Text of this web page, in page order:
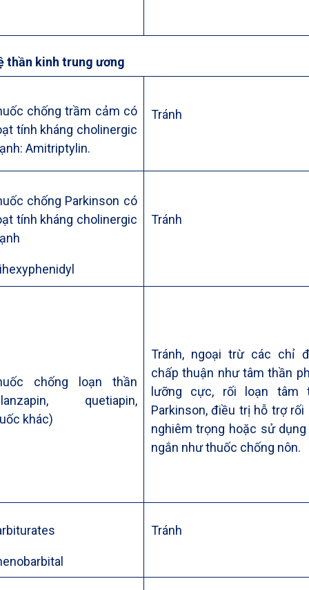
thần kinh trung ương
chống trầm cảm có
tính kháng cholinergic
Amitriptylin.
Tránh
chống Parkinson có
tính kháng cholinergic
Tránh
chống loạn thần
quetiapin,
khác)
Tránh, ngoại trừ các chỉ
chấp thuận như tâm thần
lưỡng cực, rối loạn tâm
Parkinson, điều trị hỗ trợ
nghiêm trọng hoặc sử
ngắn như thuốc chống nôn.
Tránh